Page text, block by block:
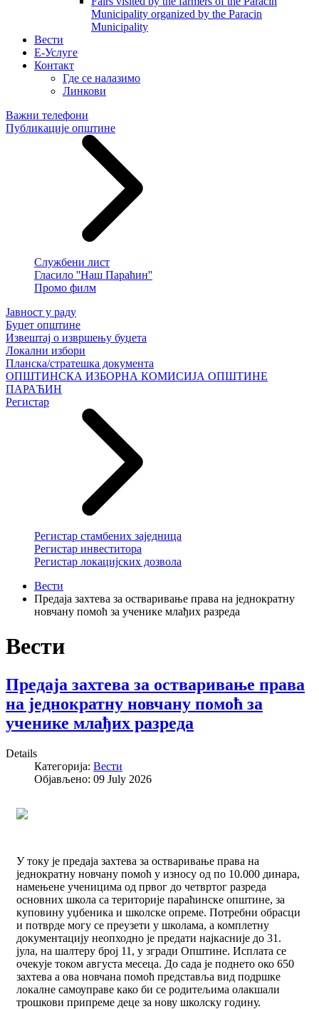
Municipality organized by the Paracin
Municipality
Вести
E-Услуге
Контакт
Где се налазимо
Линкови
Важни телефони
Публикације општине
Службени лист
Гласило ''Наш Параћин''
Промо филм
Јавност у раду
Буџет општине
Извештај о извршењу буџета
Локални избори
Планска/стратешка документа
ОПШТИНСКА ИЗБОРНА КОМИСИЈА ОПШТИНЕ
ПАРАЋИН
Регистар
Регистар стамбених заједница
Регистар инвеститора
Регистар локацијских дозвола
Вести
Предаја захтева за остваривање права на једнократну
новчану помоћ за ученике млађих разреда
Вести
Предаја захтева за остваривање права
на једнократну новчану помоћ за
ученике млађих разреда
Details
Категорија: Вести
Објављено: 09 July 2026
У току је предаја захтева за остваривање права на
једнократну новчану помоћ у износу од по 10.000 динара,
намењене ученицима од првог до четвртог разреда
основних школа са територије параћинске општине, за
куповину уџбеника и школске опреме. Потребни обрасци
и потврде могу се преузети у школама, а комплетну
документацију неопходно је предати најкасније до 31.
јула, на шалтеру број 11, у згради Општине. Исплата се
очекује током августа месеца. До сада је поднето око 650
захтева а ова новчана помоћ представља вид подршке
локалне самоуправе како би се родитељима олакшали
трошкови припреме деце за нову школску годину.